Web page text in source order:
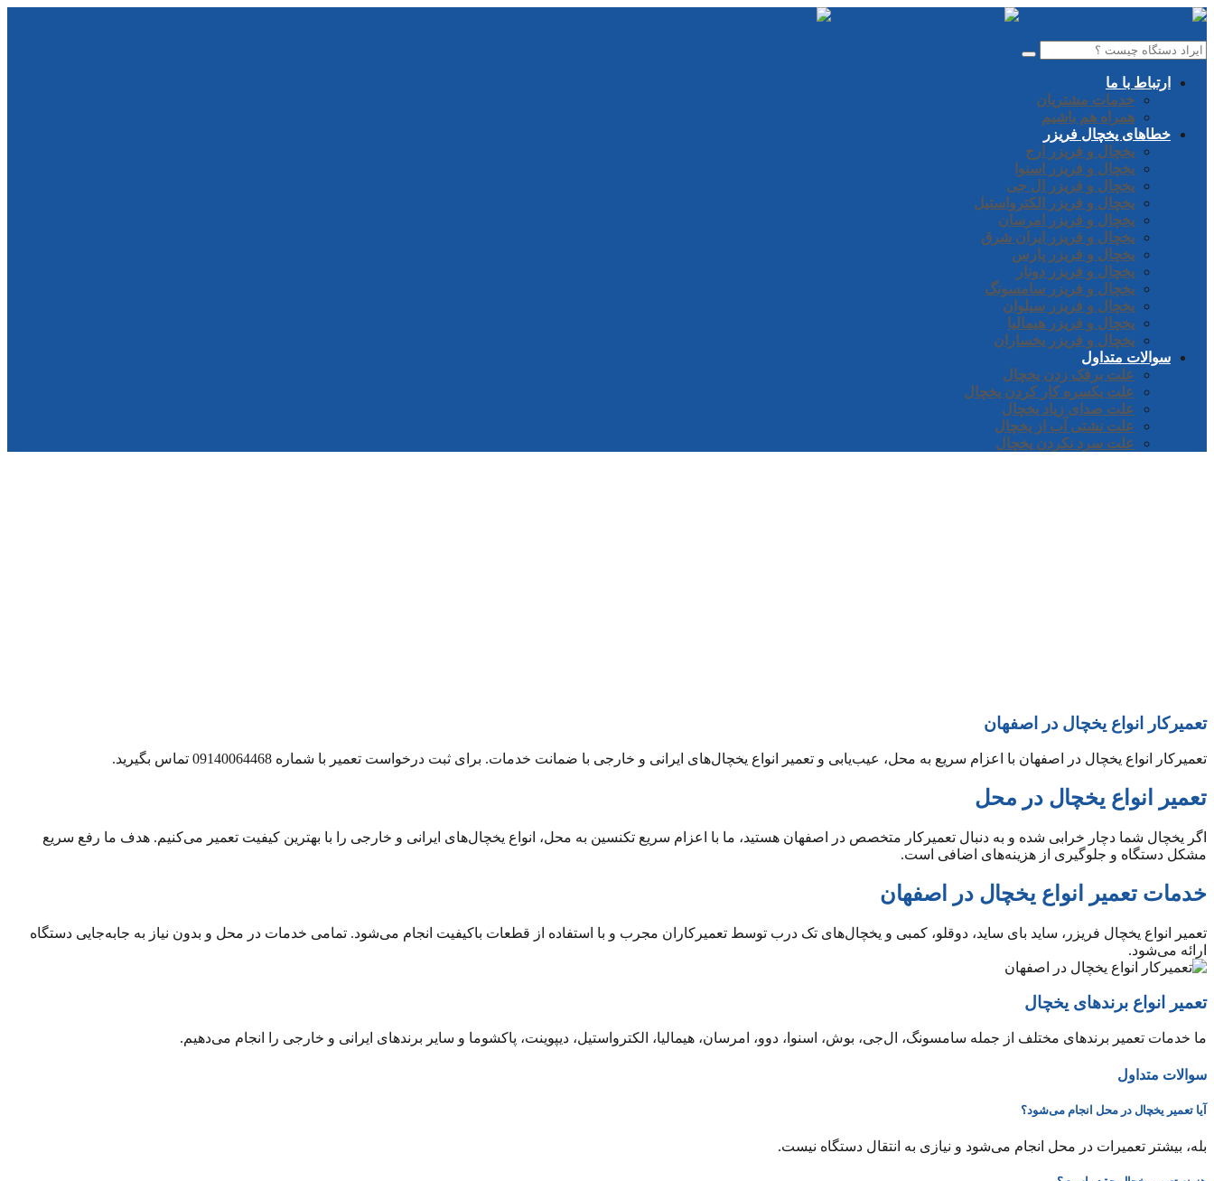
ارتباط با ما
خدمات مشتریان
همراه هم باشیم
خطاهای یخچال فریزر
یخچال و فریزر ارج
یخچال و فریزر اسنوا
یخچال و فریزر ال جی
یخچال و فریزر الکترواستیل
یخچال و فریزر امرسان
یخچال و فریزر ایران شرق
یخچال و فریزر پارس
یخچال و فریزر دونار
یخچال و فریزر سامسونگ
یخچال و فریزر سیلوان
یخچال و فریزر هیمالیا
یخچال و فریزر یخساران
سوالات متداول
علت برفک زدن یخچال
علت یکسره کار کردن یخچال
علت صدای زیاد یخچال
علت نشتی آب از یخچال
علت سرد نکردن یخچال
تعمیرکار انواع یخچال در اصفهان
تعمیرکار انواع یخچال در اصفهان با اعزام سریع به محل، عیب‌یابی و تعمیر انواع یخچال‌های ایرانی و خارجی با ضمانت خدمات. برای ثبت درخواست تعمیر با شماره 09140064468 تماس بگیرید.
تعمیر انواع یخچال در محل
اگر یخچال شما دچار خرابی شده و به دنبال تعمیرکار متخصص در اصفهان هستید، ما با اعزام سریع تکنسین به محل، انواع یخچال‌های ایرانی و خارجی را با بهترین کیفیت تعمیر می‌کنیم. هدف ما رفع سریع
مشکل دستگاه و جلوگیری از هزینه‌های اضافی است.
خدمات تعمیر انواع یخچال در اصفهان
تعمیر انواع یخچال فریزر، ساید بای ساید، دوقلو، کمبی و یخچال‌های تک درب توسط تعمیرکاران مجرب و با استفاده از قطعات باکیفیت انجام می‌شود. تمامی خدمات در محل و بدون نیاز به جابه‌جایی دستگاه
ارائه می‌شود.
تعمیر انواع برندهای یخچال
ما خدمات تعمیر برندهای مختلف از جمله سامسونگ، ال‌جی، بوش، اسنوا، دوو، امرسان، هیمالیا، الکترواستیل، دیپوینت، پاکشوما و سایر برندهای ایرانی و خارجی را انجام می‌دهیم.
سوالات متداول
آیا تعمیر یخچال در محل انجام می‌شود؟
بله، بیشتر تعمیرات در محل انجام می‌شود و نیازی به انتقال دستگاه نیست.